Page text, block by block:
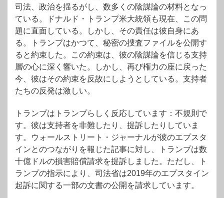
司法、政治を揺るがし、数多くの陰謀論の材料となっ
ている。ドナルド・トランプ米大統領も現在、この問
題に直面している。しかし、その責任は彼自身にあ
る。トランプはかつて、秘密の捜査ファイルを公開す
ると約束した。この約束は、彼の陰謀論を信じる支持
層の心に深く響いた。しかし、再び権力の座に戻った
今、彼はその約束を反故にしようとしている。支持者
たちの反発は激しい。
トランプはトランプらしく反応しています：不規則で
す。彼は支持者を非難したり、提訴したりしていま
す。ウォールストリート・ジャーナルが彼のエプスタ
インとのつながりを報じた記事に対し、トランプは数
十億ドルの損害賠償請求を提訴しました。ただし、ト
ランプの指示により、司法省は2019年のエプスタイン
起訴に関する一部の文書の公開を請求しています。